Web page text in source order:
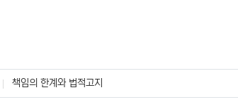
책임의 한계와 법적고지